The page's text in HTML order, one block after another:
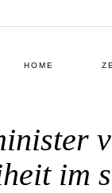
HOME
im